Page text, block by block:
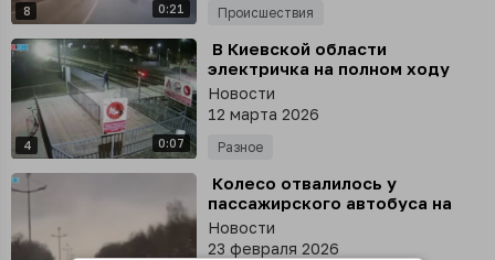
8 0:21 Происшествия
4 0:07
⁣ В Киевской области
электричка на полном ходу
сбила мужчину
Новости
12 марта 2026
Разное
⁣ Колесо отвалилось у
пассажирского автобуса на
полном ходу в Калининграде
Новости
23 февраля 2026